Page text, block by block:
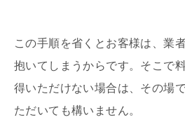
この手順を省くとお客様は、業
抱いてしまうからです。そこで
得いただけない場合は、その場
ただいても構いません。